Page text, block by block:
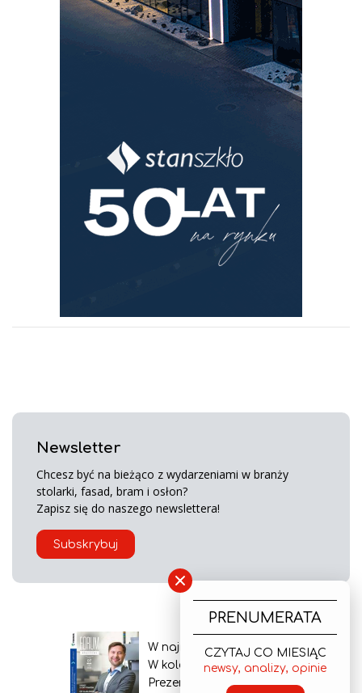
Newsletter
Chcesz być na bieżąco z wydarzeniami w branży
stolarki, fasad, bram i osłon?
Zapisz się do naszego newslettera!
Subskrybuj
W najnowszym wydaniu
W kolejnym numerze
Prezentacja gazety
×
PRENUMERATA
CZYTAJ CO MIESIĄC
newsy, analizy, opinie